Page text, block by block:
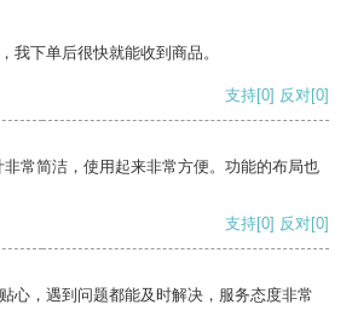
我下单后很快就能收到商品。
支持[0] 反对[0]
常简洁，使用起来非常方便。功能的布局也
支持[0] 反对[0]
心，遇到问题都能及时解决，服务态度非常